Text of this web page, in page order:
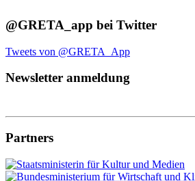
@GRETA_app bei Twitter
Tweets von @GRETA_App
Newsletter anmeldung
Partners